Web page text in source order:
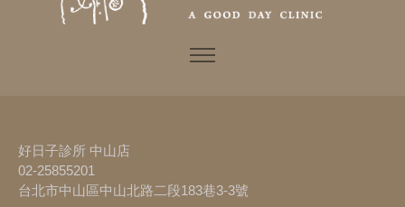
好日子診所 中山店
02-25855201
台北市中山區中山北路二段183巷3-3號